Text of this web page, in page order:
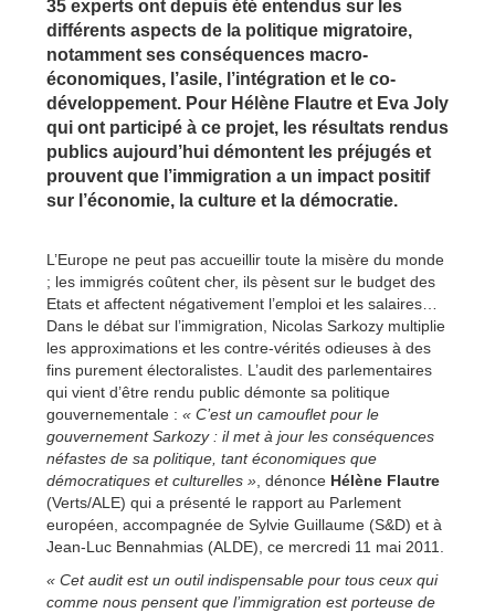
35 experts ont depuis été entendus sur les
différents aspects de la politique migratoire,
notamment ses conséquences macro-
économiques, l’asile, l’intégration et le co-
développement. Pour Hélène Flautre et Eva Joly
qui ont participé à ce projet, les résultats rendus
publics aujourd’hui démontent les préjugés et
prouvent que l’immigration a un impact positif
sur l’économie, la culture et la démocratie.
L’Europe ne peut pas accueillir toute la misère du monde
; les immigrés coûtent cher, ils pèsent sur le budget des
Etats et affectent négativement l’emploi et les salaires…
Dans le débat sur l’immigration, Nicolas Sarkozy multiplie
les approximations et les contre-vérités odieuses à des
fins purement électoralistes. L’audit des parlementaires
qui vient d’être rendu public démonte sa politique
gouvernementale : « C’est un camouflet pour le
gouvernement Sarkozy : il met à jour les conséquences
néfastes de sa politique, tant économiques que
démocratiques et culturelles », dénonce Hélène Flautre
(Verts/ALE) qui a présenté le rapport au Parlement
européen, accompagnée de Sylvie Guillaume (S&D) et à
Jean-Luc Bennahmias (ALDE), ce mercredi 11 mai 2011.
« Cet audit est un outil indispensable pour tous ceux qui
comme nous pensent que l’immigration est porteuse de